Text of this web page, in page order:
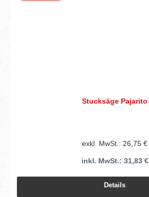
Stucksäge Pajarito
exkl. MwSt.: 26,75 €
inkl. MwSt.: 31,83 €
Details